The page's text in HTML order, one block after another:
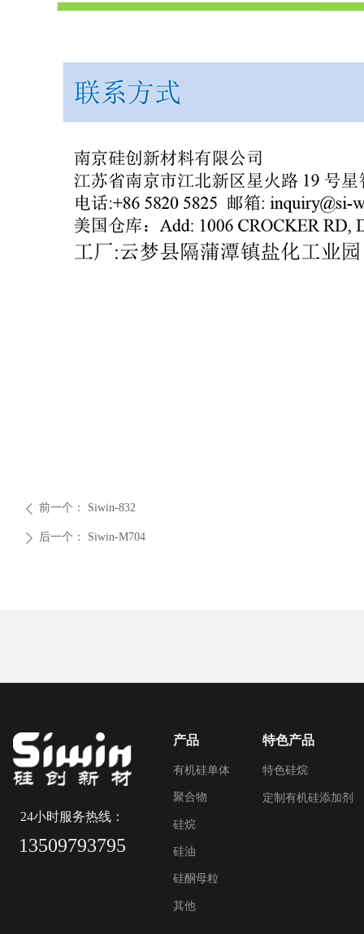
ꄴ 前一个： Siwin-832
ꄲ 后一个： Siwin-M704
产品
有机硅单体
聚合物
硅烷
硅油
硅酮母粒
其他
特色产品
特色硅烷
定制有机硅添加剂
24小时服务热线：
13509793795